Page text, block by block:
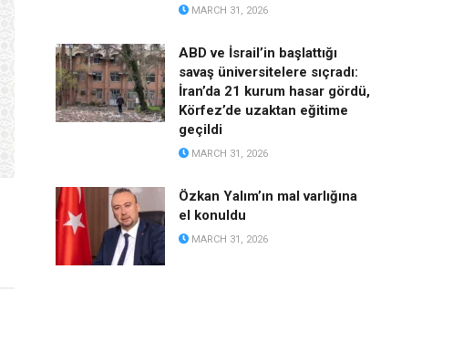
MARCH 31, 2026
ABD ve İsrail’in başlattığı
savaş üniversitelere sıçradı:
İran’da 21 kurum hasar gördü,
Körfez’de uzaktan eğitime
geçildi
MARCH 31, 2026
Özkan Yalım’ın mal varlığına
el konuldu
MARCH 31, 2026